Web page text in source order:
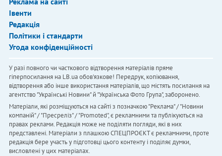
Івенти
Редакція
Політики і стандарти
Угода конфіденційності
У разі повного чи часткового відтворення матеріалів пряме
гіперпосилання на LB.ua обов'язкове! Передрук, копіювання,
відтворення або інше використання матеріалів, що містять посилання на
агентство "Українськi Новини" й "Українська Фото Група", заборонено.
Матеріали, які розміщуються на сайті з позначкою "Реклама" / "Новини
компаній" / "Пресреліз" / "Promoted", є рекламними та публікуються на
правах реклами. Редакція може не поділяти погляди, які в них
представлені. Матеріали з плашкою СПЕЦПРОЄКТ є рекламними, проте
редакція бере участь у підготовці цього контенту і поділяє думки,
висловлені у цих матеріалах.